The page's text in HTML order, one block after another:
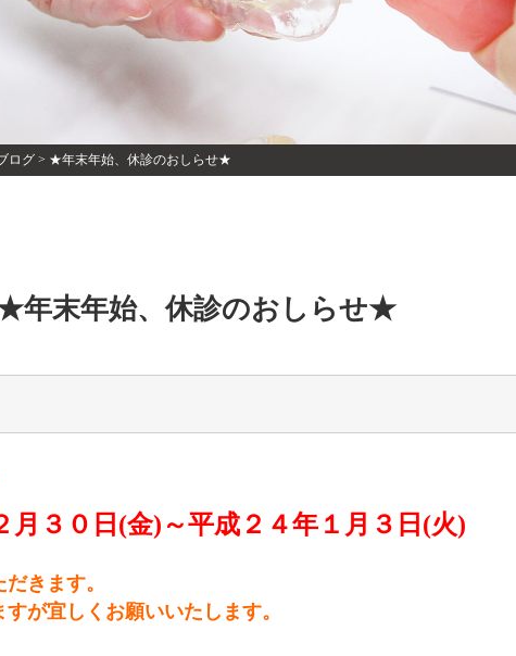
ログ > ★年末年始、休診のおしらせ★
年末年始、休診のおしらせ★
月３０日(金)～平成２４年１月３日(火)
きます。
が宜しくお願いいたします。